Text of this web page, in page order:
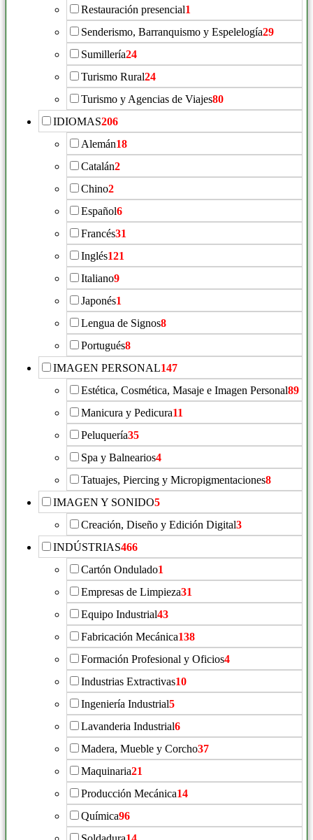
Restauración presencial1
Senderismo, Barranquismo y Espelelogía29
Sumillería24
Turismo Rural24
Turismo y Agencias de Viajes80
IDIOMAS206
Alemán18
Catalán2
Chino2
Español6
Francés31
Inglés121
Italiano9
Japonés1
Lengua de Signos8
Portugués8
IMAGEN PERSONAL147
Estética, Cosmética, Masaje e Imagen Personal89
Manicura y Pedicura11
Peluquería35
Spa y Balnearios4
Tatuajes, Piercing y Micropigmentaciones8
IMAGEN Y SONIDO5
Creación, Diseño y Edición Digital3
INDÚSTRIAS466
Cartón Ondulado1
Empresas de Limpieza31
Equipo Industrial43
Fabricación Mecánica138
Formación Profesional y Oficios4
Industrias Extractivas10
Ingeniería Industrial5
Lavanderia Industrial6
Madera, Mueble y Corcho37
Maquinaria21
Producción Mecánica14
Química96